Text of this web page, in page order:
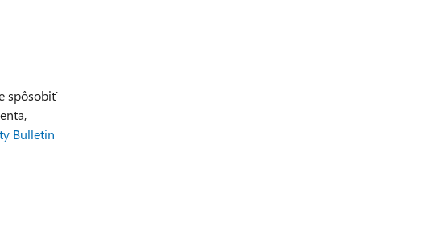
spôsobiť
Bulletin